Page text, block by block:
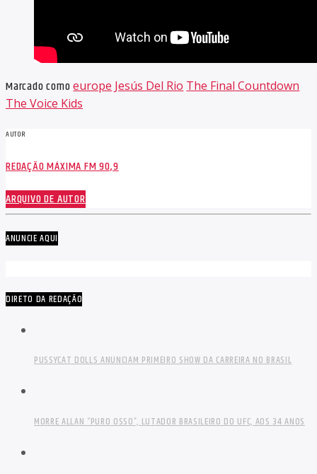
Marcado comoeurope Jesús Del Rio The Final Countdown
The Voice Kids
AUTOR
REDAÇÃO MÁXIMA FM 90,9
ARQUIVO DE AUTOR
ANUNCIE AQUI
DIRETO DA REDAÇÃO
PUSSYCAT DOLLS ANUNCIAM PRIMEIRO SHOW DA CARREIRA NO BRASIL
MORRE ALLAN “PURO OSSO”, LUTADOR BRASILEIRO DO UFC, AOS 34 ANOS